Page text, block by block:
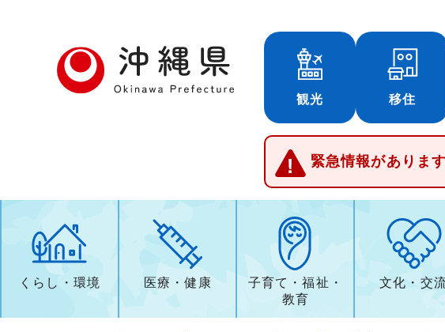
観光 移住
緊急情報があります
くらし・環境 医療・健康
子育て・福祉・
教育
文化・交